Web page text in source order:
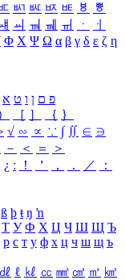
ㅴ ㅵ ㅶ ㅷ ㅸ
ㅹ
ㆉ ㆊ ㆋ ㆌ ㆍ
ㆎ
Φ Χ Ψ Ω α β γ δ ε ζ η
פ ם ן ו ט א
［ ］ ｛ ｝
√ ∽ ∝ ∵ ∫ ∬ ∈ ∋
－ ＜ ＝
＞
¿ ː ！ ＇ ， ． ／
：
ß þ ŧ ŋ ŉ
Т У Ф Х Ц Ч Ш Щ Ъ
р с т у ф х ц ч ш щ ъ
㎗ ℓ ㎘ ㏄ ㎣ ㎤ ㎥ ㎦